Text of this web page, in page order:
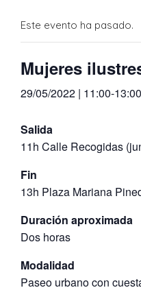
Este evento ha pasado.
Mujeres
29/05/2022 | 11:00-13:00
Salida
11h Calle Recogidas
Fin
13h Plaza Mariana
Duración aproximada
Dos horas
Modalidad
Paseo urbano con